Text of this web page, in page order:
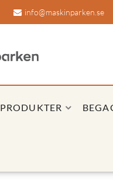
info@maskinparken.se
PRODUKTER